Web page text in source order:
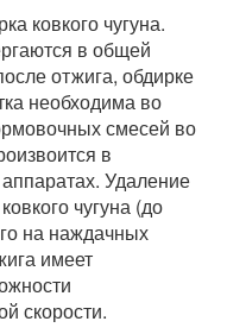
ковкого чугуна.
в общей
отжига, обдирке
необходима во
смесей во
в
Удаление
чугуна (до
на наждачных
имеет
скорости.